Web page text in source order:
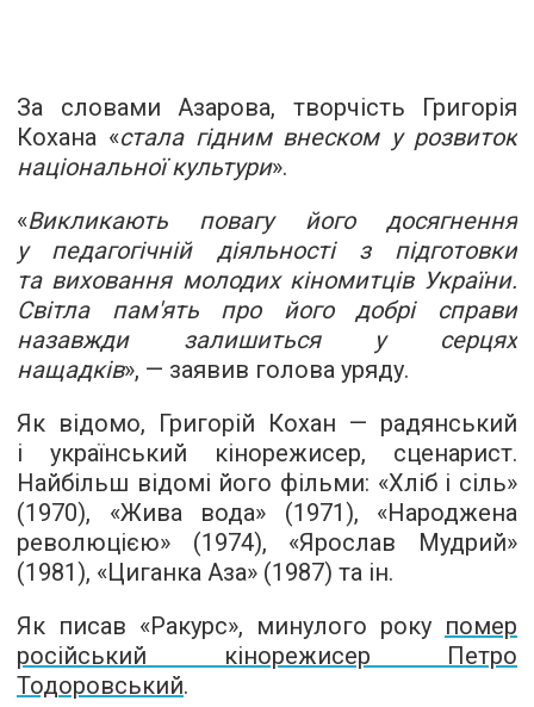
За словами Азарова, творчість Григорія
Кохана «стала гідним внеском у розвиток
національної культури».
«Викликають повагу його досягнення
у педагогічній діяльності з підготовки
та виховання молодих кіномитців України.
Світла пам'ять про його добрі справи
назавжди залишиться у серцях
нащадків», — заявив голова уряду.
Як відомо, Григорій Кохан — радянський
і український кінорежисер, сценарист.
Найбільш відомі його фільми: «Хліб і сіль»
(1970), «Жива вода» (1971), «Народжена
революцією» (1974), «Ярослав Мудрий»
(1981), «Циганка Аза» (1987) та ін.
Як писав «Ракурс», минулого року помер
російський кінорежисер Петро
Тодоровський.